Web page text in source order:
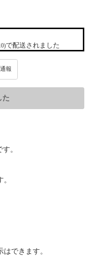
で配送されました
通報
た
。
できます。